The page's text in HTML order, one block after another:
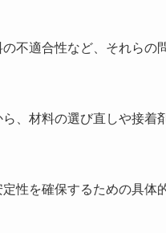
不適合性など、それらの
、材料の選び直しや接着
性を確保するための具体